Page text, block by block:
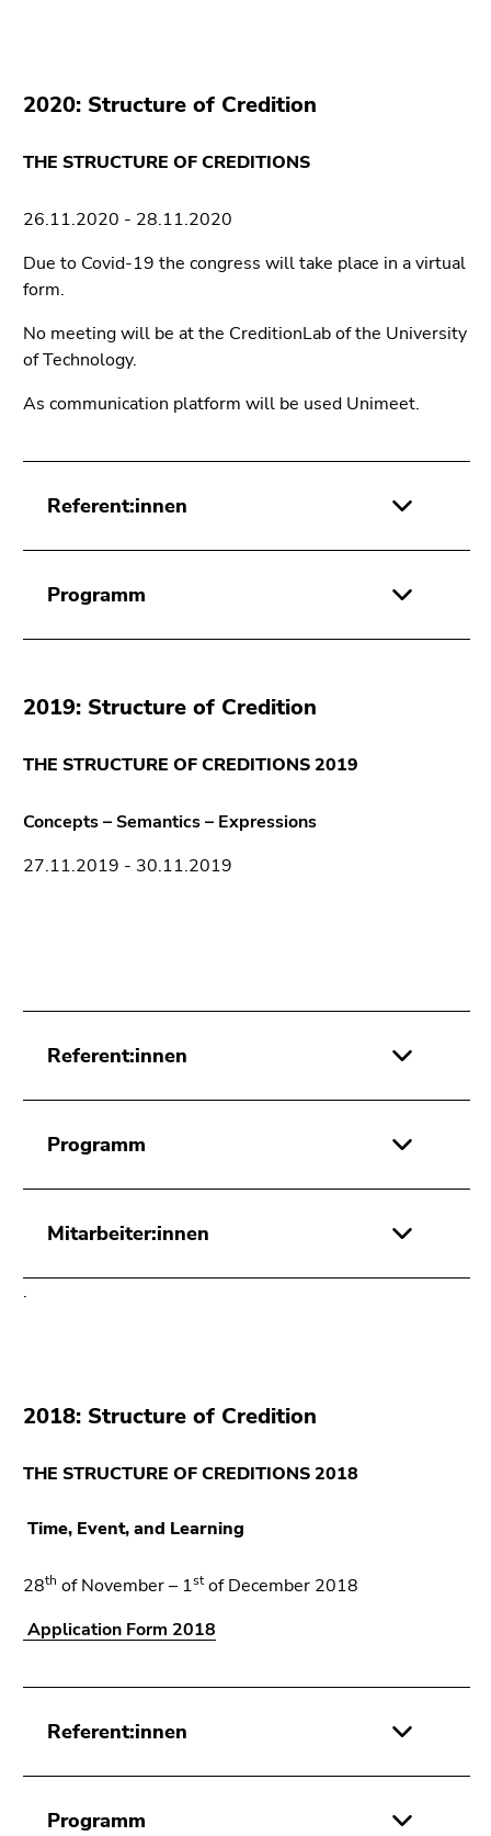
2020: Structure of Credition
THE STRUCTURE OF CREDITIONS
26.11.2020 - 28.11.2020
Due to Covid-19 the congress will take place in a virtual
form.
No meeting will be at the CreditionLab of the University
of Technology.
As communication platform will be used Unimeet.
Referent:innen
Programm
2019: Structure of Credition
THE STRUCTURE OF CREDITIONS 2019
Concepts – Semantics – Expressions
27.11.2019 - 30.11.2019
Referent:innen
Programm
Mitarbeiter:innen
.
2018: Structure of Credition
THE STRUCTURE OF CREDITIONS 2018
Time, Event, and Learning
28th of November – 1stof December 2018
Application Form 2018
Referent:innen
Programm